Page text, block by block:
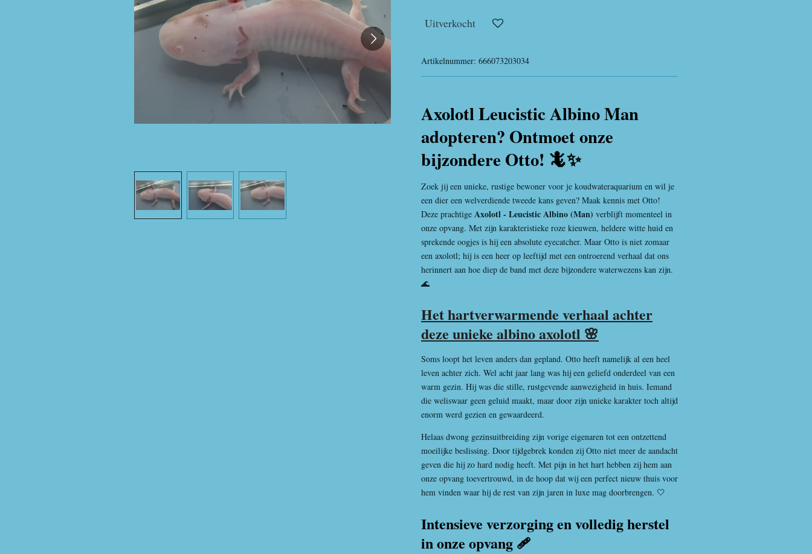
Uitverkocht
Artikelnummer: 666073203034
Axolotl Leucistic Albino Man
adopteren? Ontmoet onze
bijzondere Otto! 🦎✨
Zoek jij een unieke, rustige bewoner voor je koudwateraquarium en wil je
een dier een welverdiende tweede kans geven? Maak kennis met Otto!
Deze prachtige Axolotl - Leucistic Albino (Man) verblijft momenteel in
onze opvang. Met zijn karakteristieke roze kieuwen, heldere witte huid en
sprekende oogjes is hij een absolute eyecatcher. Maar Otto is niet zomaar
een axolotl; hij is een heer op leeftijd met een ontroerend verhaal dat ons
herinnert aan hoe diep de band met deze bijzondere waterwezens kan zijn.
🌊
Het hartverwarmende verhaal achter
deze unieke albino axolotl 🌸
Soms loopt het leven anders dan gepland. Otto heeft namelijk al een heel
leven achter zich. Wel acht jaar lang was hij een geliefd onderdeel van een
warm gezin. Hij was die stille, rustgevende aanwezigheid in huis. Iemand
die weliswaar geen geluid maakt, maar door zijn unieke karakter toch altijd
enorm werd gezien en gewaardeerd.
Helaas dwong gezinsuitbreiding zijn vorige eigenaren tot een ontzettend
moeilijke beslissing. Door tijdgebrek konden zij Otto niet meer de aandacht
geven die hij zo hard nodig heeft. Met pijn in het hart hebben zij hem aan
onze opvang toevertrouwd, in de hoop dat wij een perfect nieuw thuis voor
hem vinden waar hij de rest van zijn jaren in luxe mag doorbrengen. 🤍
Intensieve verzorging en volledig herstel
in onze opvang 🩹